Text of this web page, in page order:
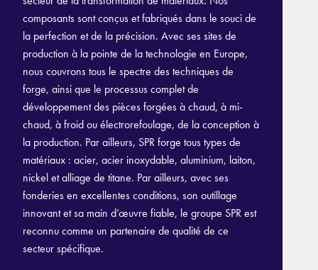
composants sont conçus et fabriqués dans le souci de
la perfection et de la précision. Avec ses sites de
production à la pointe de la technologie en Europe,
nous couvrons tous le spectre des techniques de
forge, ainsi que le processus complet de
développement des pièces forgées à chaud, à mi-
chaud, à froid ou électrorefoulage, de la conception à
la production. Par ailleurs, SPR forge tous types de
matériaux : acier, acier inoxydable, aluminium, laiton,
nickel et alliage de titane. Par ailleurs, avec ses
fonderies en excellentes conditions, son outillage
innovant et sa main d’œuvre fiable, le groupe SPR est
reconnu comme un partenaire de qualité de ce
secteur spécifique.